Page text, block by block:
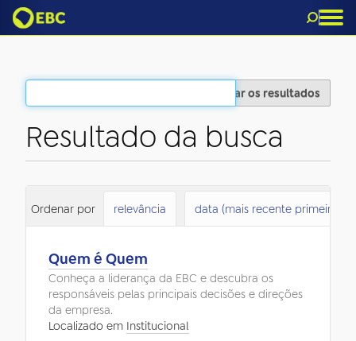
Filtrar os resultados
Resultado da busca
Ordenar por relevância data (mais recente primeiro)
Quem é Quem
Conheça a liderança da EBC e descubra os
responsáveis pelas principais decisões e direções
da empresa.
Localizado em Institucional